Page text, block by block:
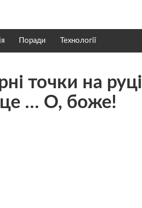
Поради Технології
точки на руці
… О, боже!